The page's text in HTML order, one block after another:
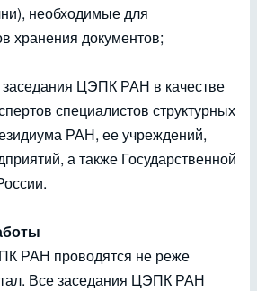
необходимые для
хранения документов;
заседания ЦЭПК РАН в качестве
специалистов структурных
РАН, ее учреждений,
а также Государственной
РАН проводятся не реже
Все заседания ЦЭПК РАН